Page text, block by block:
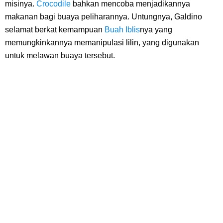
7 Fakta Gaban One Piece, Orang Yang Telah Memberikan Kunci Borgol
misinya. Crocodile bahkan mencoba menjadikannya
makanan bagi buaya peliharannya. Untungnya, Galdino
selamat berkat kemampuan Buah Iblisnya yang
memungkinkannya memanipulasi lilin, yang digunakan
untuk melawan buaya tersebut.